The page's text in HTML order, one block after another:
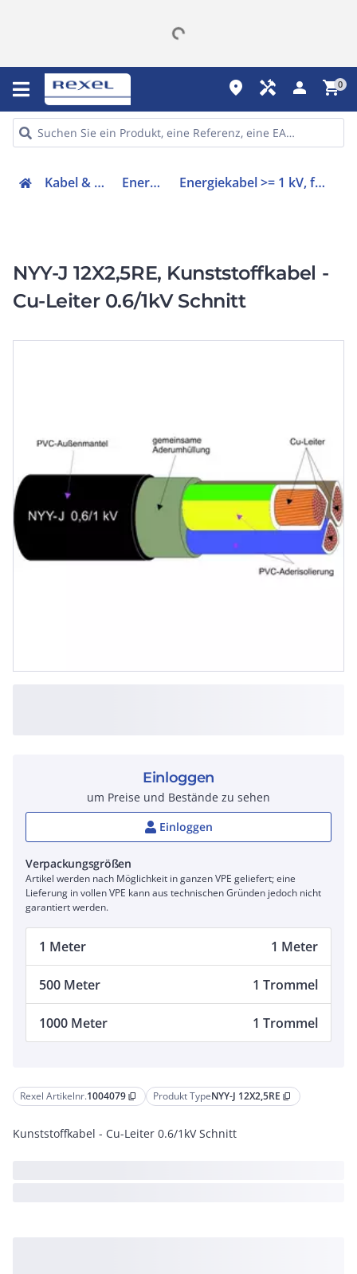
place handyman person shopping_cart0
Kabel & Leitungen Energiekabel Energiekabel >= 1 kV, für feste Verlegung
NYY-J 12X2,5RE, Kunststoffkabel -
Cu-Leiter 0.6/1kV Schnitt
Rexel Artikelnr.1004079 content_copy Produkt TypeNYY-J 12X2,5RE content_copy
Kunststoffkabel - Cu-Leiter 0.6/1kV Schnitt
Einloggen
um Preise und Bestände zu sehen
Einloggen
Verpackungsgrößen
Artikel werden nach Möglichkeit in ganzen VPE geliefert; eine
Lieferung in vollen VPE kann aus technischen Gründen jedoch nicht
garantiert werden.
1 Meter 1 Meter
500 Meter 1 Trommel
1000 Meter 1 Trommel